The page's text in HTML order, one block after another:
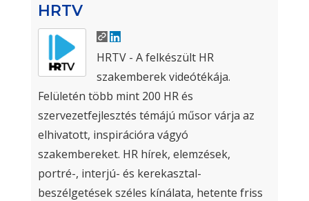
HRTV
HRTV - A felkészült HR
szakemberek videótékája.
Felületén több mint 200 HR és
szervezetfejlesztés témájú műsor várja az
elhivatott, inspirációra vágyó
szakembereket. HR hírek, elemzések,
portré-, interjú- és kerekasztal-
beszélgetések széles kínálata, hetente friss